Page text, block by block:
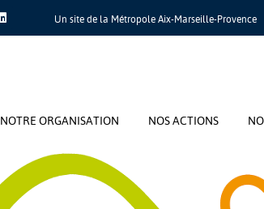
Un site de la Métropole Aix-Marseille-Provence
NOTRE ORGANISATION NOS ACTIONS